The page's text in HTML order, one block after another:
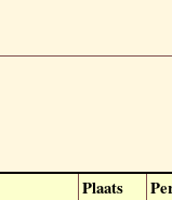
Plaats